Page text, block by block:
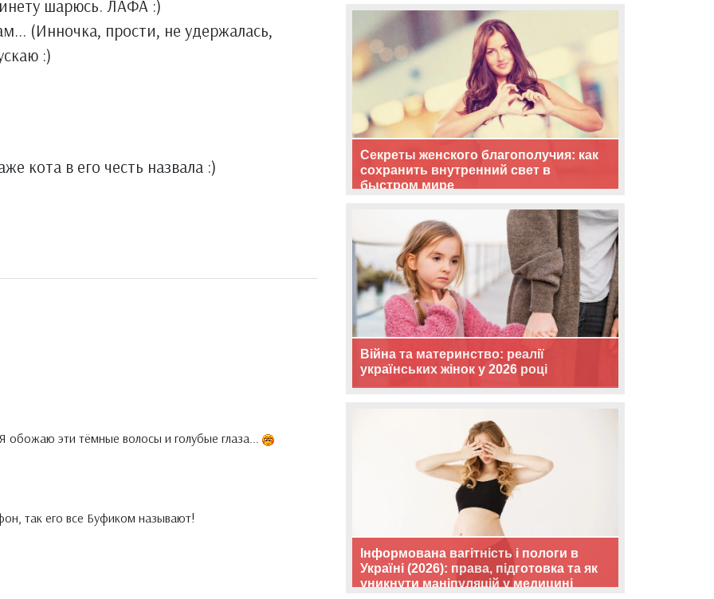
шарюсь. ЛАФА :)
(Инночка, прости, не удержалась,
:)
кота в его честь назвала :)
обожаю эти тёмные волосы и голубые глаза...
так его все Буфиком называют!
Секреты женского благополучия: как
сохранить внутренний свет в
быстром мире
Війна та материнство: реалії
українських жінок у 2026 році
Інформована вагітність і пологи в
Україні (2026): права, підготовка та як
уникнути маніпуляцій у медицині